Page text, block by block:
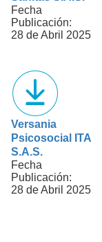
Fecha
Publicación:
28 de Abril 2025
Versania
Psicosocial ITA
S.A.S.
Fecha
Publicación:
28 de Abril 2025